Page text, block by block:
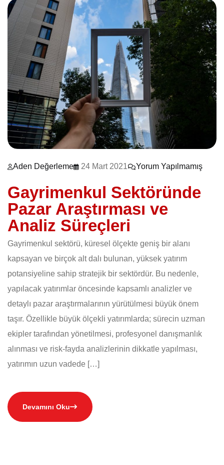
Aden Değerleme 24 Mart 2021 Yorum Yapılmamış
Gayrimenkul Sektöründe
Pazar Araştırması ve
Analiz Süreçleri
Gayrimenkul sektörü, küresel ölçekte geniş bir alanı
kapsayan ve birçok alt dalı bulunan, yüksek yatırım
potansiyeline sahip stratejik bir sektördür. Bu nedenle,
yapılacak yatırımlar öncesinde kapsamlı analizler ve
detaylı pazar araştırmalarının yürütülmesi büyük önem
taşır. Özellikle büyük ölçekli yatırımlarda; sürecin uzman
ekipler tarafından yönetilmesi, profesyonel danışmanlık
alınması ve risk-fayda analizlerinin dikkatle yapılması,
yatırımın uzun vadede […]
Devamını Oku